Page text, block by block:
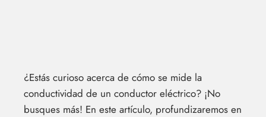
¿Estás curioso acerca de cómo se mide la
conductividad de un conductor eléctrico? ¡No
busques más! En este artículo, profundizaremos en